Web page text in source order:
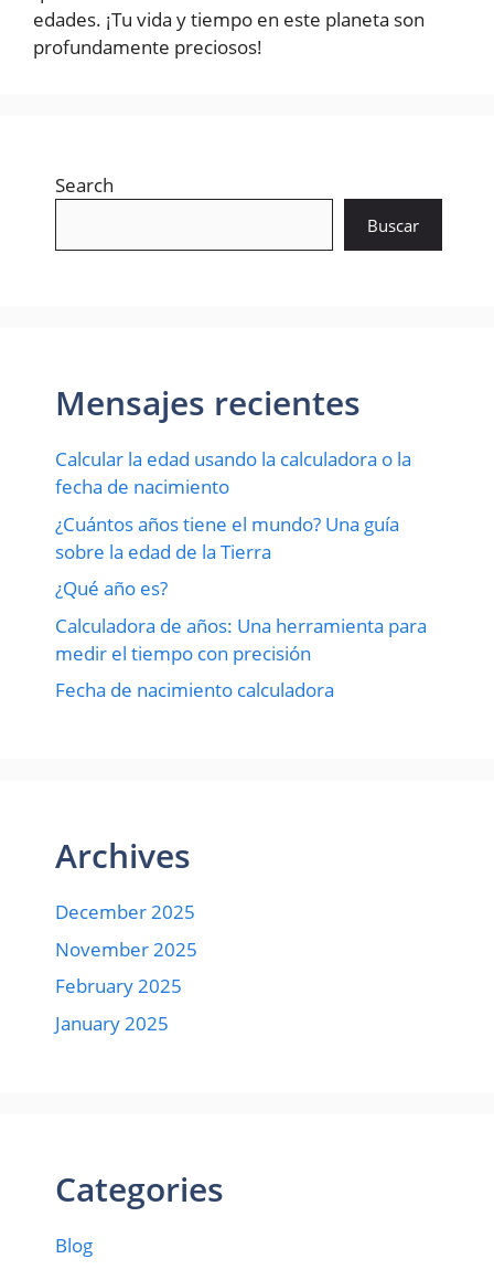
edades. ¡Tu vida y tiempo en este planeta son
profundamente preciosos!
Search
Buscar
Mensajes recientes
Calcular la edad usando la calculadora o la
fecha de nacimiento
¿Cuántos años tiene el mundo? Una guía
sobre la edad de la Tierra
¿Qué año es?
Calculadora de años: Una herramienta para
medir el tiempo con precisión
Fecha de nacimiento calculadora
Archives
December 2025
November 2025
February 2025
January 2025
Categories
Blog